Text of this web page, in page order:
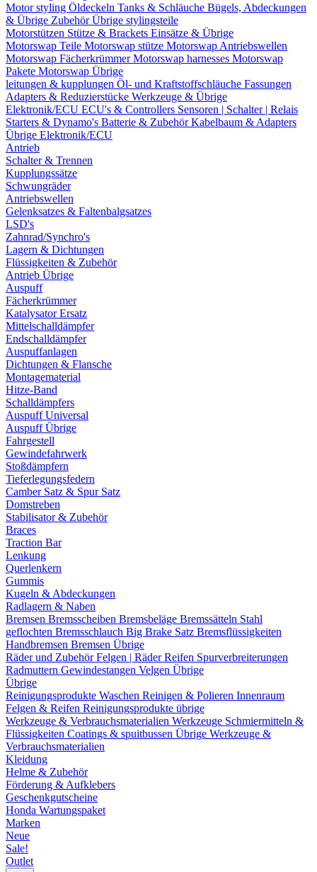
Motor styling Öldeckeln Tanks & Schläuche Bügels, Abdeckungen
& Übrige ZubehörÜbrige stylingsteile
Motorstützen Stütze & Brackets Einsätze & Übrige
Motorswap Teile Motorswap stütze Motorswap Antriebswellen
Motorswap FächerkrümmerMotorswap harnesses Motorswap
Pakete Motorswap Übrige
leitungen & kupplungen Öl- und Kraftstoffschläuche Fassungen
Adapters & Reduzierstücke Werkzeuge & Übrige
Elektronik/ECU ECU's & Controllers Sensoren | Schalter | Relais
Starters & Dynamo's Batterie & ZubehörKabelbaum & Adapters
Übrige Elektronik/ECU
Antrieb
Schalter & Trennen
Kupplungssätze
Schwungräder
Antriebswellen
Gelenksatzes & Faltenbalgsatzes
LSD's
Zahnrad/Synchro's
Lagern & Dichtungen
Flüssigkeiten & Zubehör
Antrieb Übrige
Auspuff
Fächerkrümmer
Katalysator Ersatz
Mittelschalldämpfer
Endschalldämpfer
Auspuffanlagen
Dichtungen & Flansche
Montagematerial
Hitze-Band
Schalldämpfers
Auspuff Universal
Auspuff Übrige
Fahrgestell
Gewindefahrwerk
Stoßdämpfern
Tieferlegungsfedern
Camber Satz & Spur Satz
Domstreben
Stabilisator & Zubehör
Braces
Traction Bar
Lenkung
Querlenkern
Gummis
Kugeln & Abdeckungen
Radlagern & Naben
Bremsen Bremsscheiben Bremsbeläge Bremssätteln Stahl
geflochten Bremsschlauch Big Brake Satz Bremsflüssigkeiten
Handbremsen Bremsen Übrige
Räder und ZubehörFelgen | RäderReifen Spurverbreiterungen
Radmuttern Gewindestangen Velgen Übrige
Übrige
Reinigungsprodukte Waschen Reinigen & Polieren Innenraum
Felgen & Reifen Reinigungsprodukte übrige
Werkzeuge & Verbrauchsmaterialien Werkzeuge Schmiermitteln &
Flüssigkeiten Coatings & spuitbussen Übrige Werkzeuge &
Verbrauchsmaterialien
Kleidung
Helme & Zubehör
Förderung & Aufklebers
Geschenkgutscheine
Honda Wartungspaket
Marken
Neue
Sale!
Outlet